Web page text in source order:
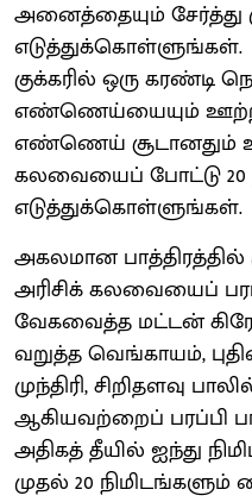
அனைத்தையும் சேர்த்து
எடுத்துக்கொள்ளுங்கள்.
குக்கரில் ஒரு கரண்டி
எண்ணெய்யையும்
எண்ணெய் சூடானதும்
கலவையைப் போட்டு 20
எடுத்துக்கொள்ளுங்கள்.
அகலமான
அரிசிக் கலவையைப்
வேகவைத்த மட்டன்
வறுத்த வெங்காயம்,
முந்திரி, சிறிதளவு
ஆகியவற்றைப் பரப்பி
அதிகத் தீயில் ஐந்து
முதல் 20